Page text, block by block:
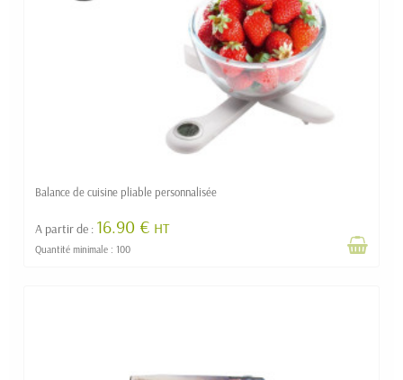
Balance de cuisine pliable personnalisée
A partir de : 16.90 € HT
Quantité minimale : 100